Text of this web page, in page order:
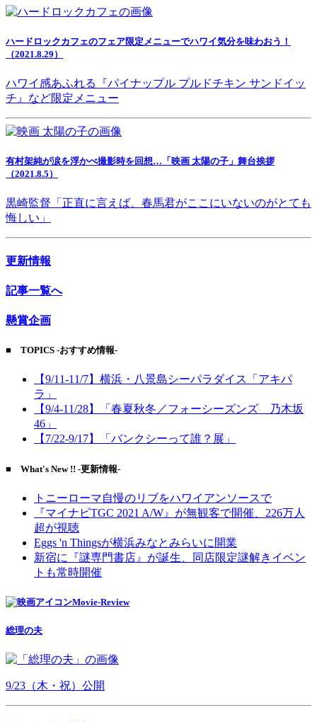
ハードロックカフェのフェア限定メニューでハワイ気分を味わおう！
（2021.8.29）
ハワイ感あふれる『パイナップル プルドチキン サンドイッ
チ』など限定メニュー
有村架純が涙を浮かべ撮影時を回想…「映画 太陽の子」舞台挨拶
（2021.8.5）
黒崎監督「正直に言えば、春馬君がここにいないのがとても
悔しい」
更新情報
記事一覧へ
懸賞企画
■ TOPICS -おすすめ情報-
【9/11-11/7】横浜・八景島シーパラダイス「アキパ
ラ」
【9/4-11/28】「春夏秋冬／フォーシーズンズ 乃木坂
46」
【7/22-9/17】「バンクシーって誰？展」
■ What's New !! -更新情報-
トニーローマ自慢のリブをハワイアンソースで
『マイナビTGC 2021 A/W』が無観客で開催、226万人
超が視聴
Eggs 'n Thingsが横浜みなとみらいに開業
新宿に『謎専門書店』が誕生、同店限定謎解きイベン
トも常時開催
Movie-Review
総理の夫
9/23（木・祝）公開